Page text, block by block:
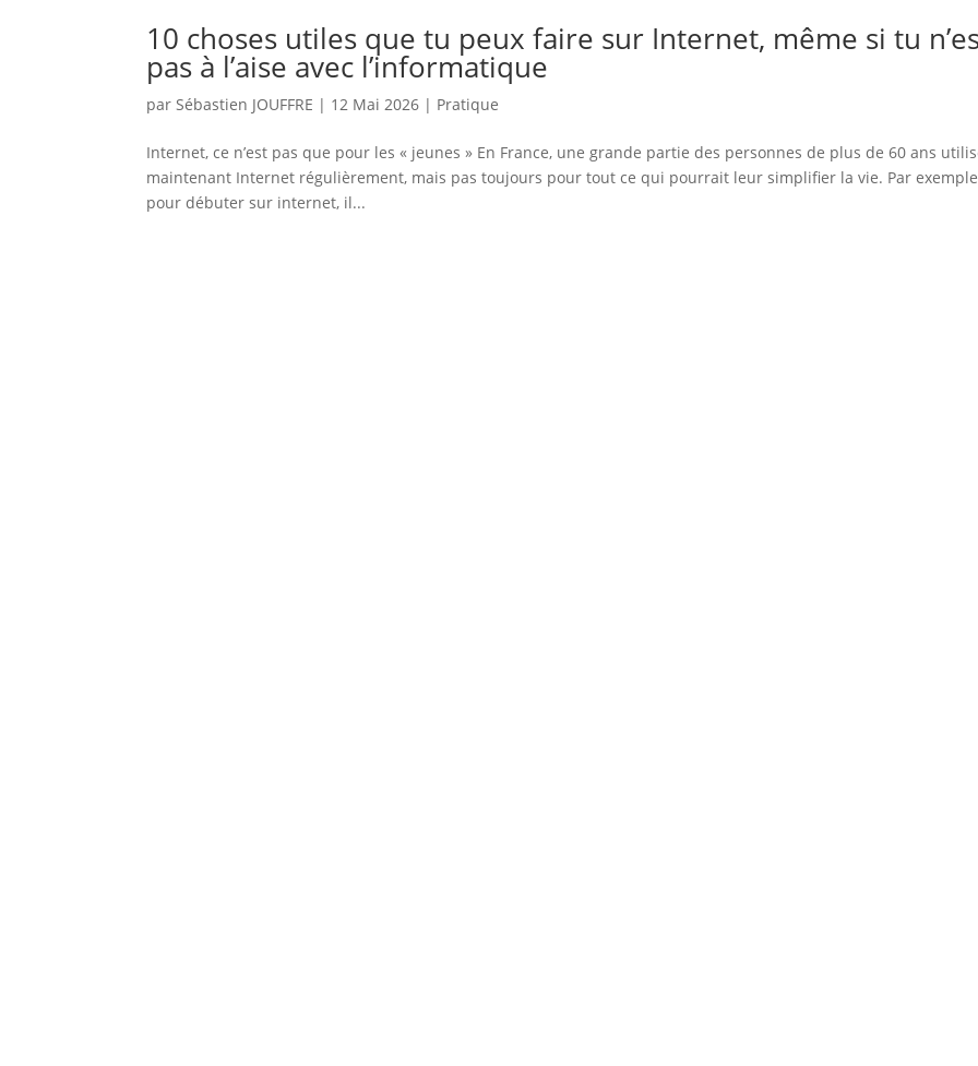
10 choses utiles que tu peux faire sur Internet, même si tu
pas à l’aise avec l’informatique
parSébastien JOUFFRE | 12 Mai 2026 | Pratique
Internet, ce n’est pas que pour les « jeunes » En France, une grande partie des personnes de plus de 60 ans
maintenant Internet régulièrement, mais pas toujours pour tout ce qui pourrait leur simplifier la vie. Par exemple
pour débuter sur internet, il...